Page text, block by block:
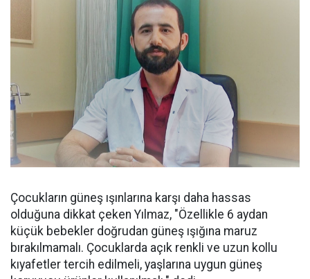
Çocukların güneş ışınlarına karşı daha hassas
olduğuna dikkat çeken Yılmaz, "Özellikle 6 aydan
küçük bebekler doğrudan güneş ışığına maruz
bırakılmamalı. Çocuklarda açık renkli ve uzun kollu
kıyafetler tercih edilmeli, yaşlarına uygun güneş